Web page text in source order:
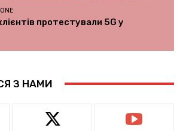
протестували 5G у
З НАМИ